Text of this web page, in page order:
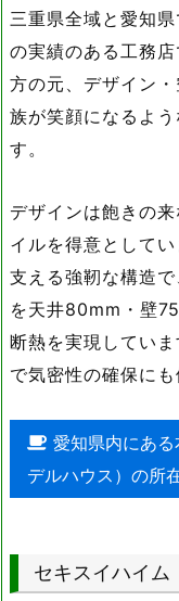
三重県全域と愛知
の実績のある工務
方の元、デザイン
族が笑顔になるよ
す。
デザインは飽きの
イルを得意として
支える強靭な構造
を天井80mm・壁
断熱を実現してい
で気密性の確保にも
愛知県内にあ
デルハウス）の所
春日井支店
セキスイハイム